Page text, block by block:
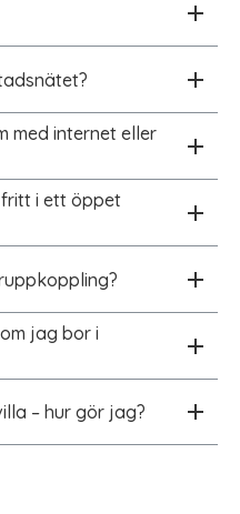
med internet eller
i ett öppet
jag bor i
– hur gör jag?